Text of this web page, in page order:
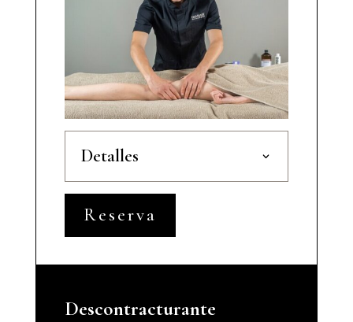
Detalles
Reserva
Descontracturante